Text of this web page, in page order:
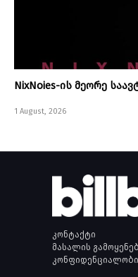
NixNoies-ის მეორე
1 August, 2026
კონტაქტი
მასალის